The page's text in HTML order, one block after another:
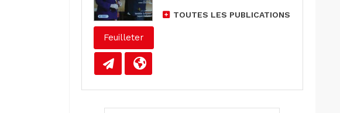
Feuilleter
TOUTES LES PUBLICATIONS